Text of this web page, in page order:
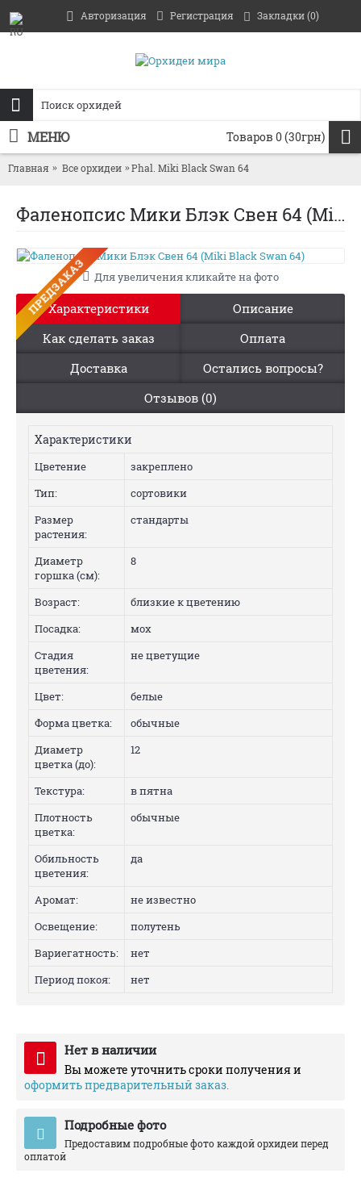
Авторизация Регистрация Закладки (0)
Товаров 0 (30грн)
МЕНЮ
Главная Все орхидеи Phal. Miki Black Swan 64
Фаленопсис Мики Блэк Свен 64 (Miki Black Swan 64)
ПРЕДЗАКАЗ Для увеличения кликайте на фото
Характеристики
Описание
Как сделать заказ
Оплата
Доставка
Остались вопросы?
Отзывов (0)
Характеристики
Цветение
закреплено
Тип:
сортовики
Размер
растения:
стандарты
Диаметр
горшка (см):
8
Возраст:
близкие к цветению
Посадка:
мох
Стадия
цветения:
не цветущие
Цвет:
белые
Форма цветка:
обычные
Диаметр
цветка (до):
12
Текстура:
в пятна
Плотность
цветка:
обычные
Обильность
цветения:
да
Аромат:
не известно
Освещение:
полутень
Вариегатность:
нет
Период покоя:
нет
Нет в наличии
Вы можете уточнить сроки получения и
оформить предварительный заказ.
Подробные фото
Предоставим подробные фото каждой орхидеи перед
оплатой